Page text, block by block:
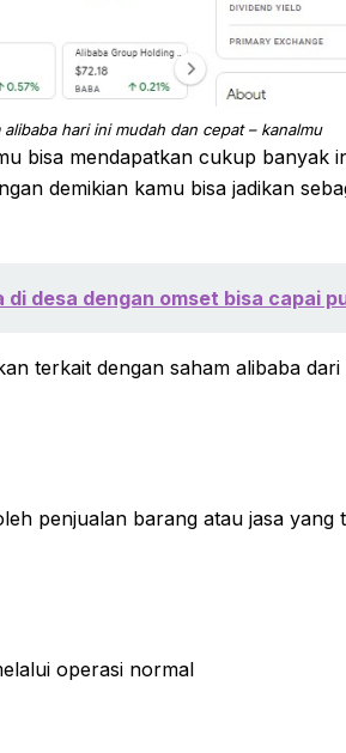
hari ini mudah dan cepat – kanalmu
bisa mendapatkan cukup banyak
demikian kamu bisa jadikan
di desa dengan omset bisa capai
terkait dengan saham alibaba
penjualan barang atau jasa yang
operasi normal